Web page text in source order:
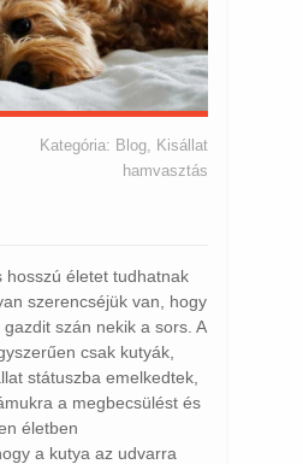
Kategória: Blog Kisállat
hamvasztás
hosszú életet tudhatnak
szerencséjük van, hogy
szán nekik a sors. A
csak kutyák,
státuszba emelkedtek,
a megbecsülést és
életben
a kutya az udvarra